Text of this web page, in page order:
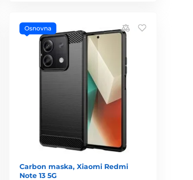
Osnovna
Carbon maska, Xiaomi Redmi
Note 13 5G